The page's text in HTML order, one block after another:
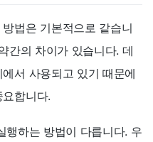
법은 기본적으로 같습니
간의 차이가 있습니다. 데
서 사용되고 있기 때문에
합니다.
행하는 방법이 다릅니다. 우